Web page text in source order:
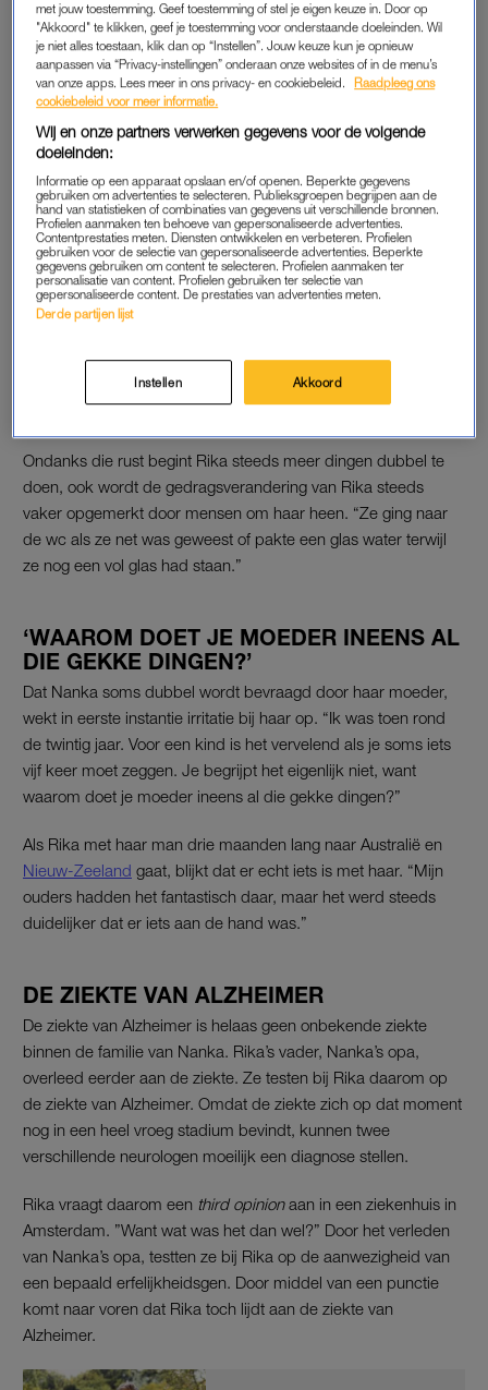
Fotografie: Janita Sassen
‘WE DACHTEN AAN EEN BURN-OUT’
Wanneer Nanka’s moeder Rika voor haar werk nieuwe
vaardigheden moet leren, komt ze erachter dat dit moeizamer
verloopt dan gedacht. “We dachten aan een burn-out, ze nam
daardoor een tijd rust.”
'Dementie is afscheid nemen
Ondanks die rust begint Rika steeds meer dingen dubbel te
doen, ook wordt de gedragsverandering van Rika steeds
vaker opgemerkt door mensen om haar heen. “Ze ging naar
de wc als ze net was geweest of pakte een glas water terwijl
ze nog een vol glas had staan.”
‘WAAROM DOET JE MOEDER INEENS AL
DIE GEKKE DINGEN?’
Dat Nanka soms dubbel wordt bevraagd door haar moeder,
wekt in eerste instantie irritatie bij haar op. “Ik was toen rond
de twintig jaar. Voor een kind is het vervelend als je soms iets
vijf keer moet zeggen. Je begrijpt het eigenlijk niet, want
waarom doet je moeder ineens al die gekke dingen?”
Als Rika met haar man drie maanden lang naar Australië en
Nieuw-Zeeland gaat, blijkt dat er echt iets is met haar. “Mijn
ouders hadden het fantastisch daar, maar het werd steeds
duidelijker dat er iets aan de hand was.”
DE ZIEKTE VAN ALZHEIMER
De ziekte van Alzheimer is helaas geen onbekende ziekte
binnen de familie van Nanka. Rika’s vader, Nanka’s opa,
overleed eerder aan de ziekte. Ze testen bij Rika daarom op
de ziekte van Alzheimer. Omdat de ziekte zich op dat moment
nog in een heel vroeg stadium bevindt, kunnen twee
verschillende neurologen moeilijk een diagnose stellen.
Rika vraagt daarom een third opinionaan in een ziekenhuis in
Amsterdam. ”Want wat was het dan wel?” Door het verleden
van Nanka’s opa, testten ze bij Rika op de aanwezigheid van
een bepaald erfelijkheidsgen. Door middel van een punctie
komt naar voren dat Rika toch lijdt aan de ziekte van
Alzheimer.
met jouw toestemming. Geef toestemming of stel je eigen keuze in. Door op
"Akkoord" te klikken, geef je toestemming voor onderstaande doeleinden. Wil
je niet alles toestaan, klik dan op “Instellen”. Jouw keuze kun je opnieuw
aanpassen via “Privacy-instellingen” onderaan onze websites of in de menu’s
van onze apps. Lees meer in ons privacy- en cookiebeleid.
Raadpleeg ons
cookiebeleid voor meer informatie.
Wij en onze partners verwerken gegevens voor de volgende
doeleinden:
Informatie op een apparaat opslaan en/of openen. Beperkte gegevens
gebruiken om advertenties te selecteren. Publieksgroepen begrijpen aan de
hand van statistieken of combinaties van gegevens uit verschillende bronnen.
Profielen aanmaken ten behoeve van gepersonaliseerde advertenties.
Contentprestaties meten. Diensten ontwikkelen en verbeteren. Profielen
gebruiken voor de selectie van gepersonaliseerde advertenties. Beperkte
gegevens gebruiken om content te selecteren. Profielen aanmaken ter
personalisatie van content. Profielen gebruiken ter selectie van
gepersonaliseerde content. De prestaties van advertenties meten.
Derde partijen lijst
Instellen Akkoord